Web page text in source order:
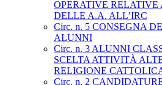
OPERATIVE RELATIVE
DELLE A.A. ALL’IRC
Circ. n. 5 CONSEGNA
ALUNNI
Circ. n. 3 ALUNNI
SCELTA ATTIVITÀ
RELIGIONE
Circ. n. 2